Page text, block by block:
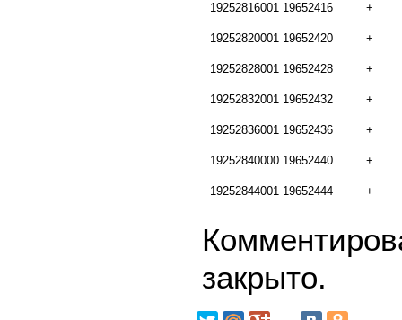
19252816001 19652416 +
19252820001 19652420 +
19252828001 19652428 +
19252832001 19652432 +
19252836001 19652436 +
19252840000 19652440 +
19252844001 19652444 +
закрыто.